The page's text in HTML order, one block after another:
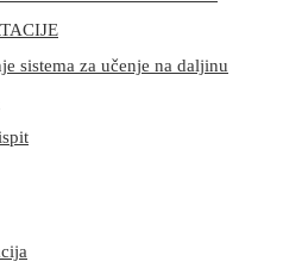
sistema za učenje na daljinu